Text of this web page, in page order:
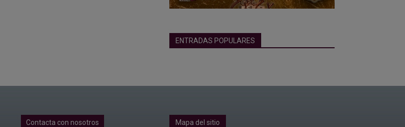
ENTRADAS POPULARES
Contacta con nosotros Mapa del sitio